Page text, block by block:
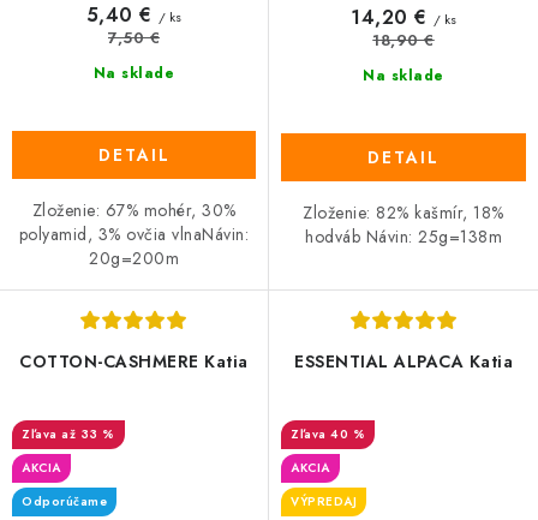
Na sklade
5,40 € / ks
7,50 €
DETAIL
Zloženie: 67% mohér, 30%
polyamid, 3% ovčia vlnaNávin:
20g=200m
Na sklade
14,20 € / ks
18,90 €
DETAIL
Zloženie: 82% kašmír, 18%
hodváb Návin: 25g=138m
COTTON-CASHMERE Katia
až 33 %
AKCIA
Odporúčame
ESSENTIAL ALPACA Katia
40 %
AKCIA
VÝPREDAJ